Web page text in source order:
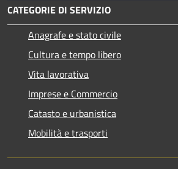
CATEGORIE DI SERVIZIO
Anagrafe e stato civile
Cultura e tempo libero
Vita lavorativa
Imprese e Commercio
Catasto e urbanistica
Mobilità e trasporti